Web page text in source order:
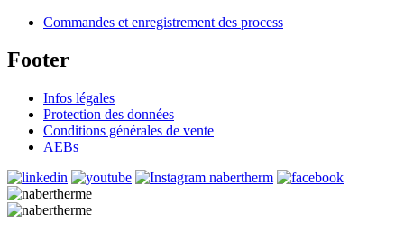
Commandes et enregistrement des process
Footer
Infos légales
Protection des données
Conditions générales de vente
AEBs